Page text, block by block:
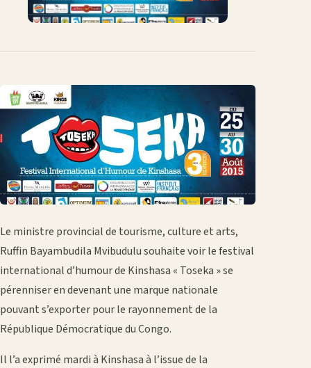
Le ministre provincial de tourisme, culture et arts,
Ruffin Bayambudila Mvibudulu souhaite voir le festival
international d’humour de Kinshasa « Toseka » se
pérenniser en devenant une marque nationale
pouvant s’exporter pour le rayonnement de la
République Démocratique du Congo.
Il l’a exprimé mardi à Kinshasa à l’issue de la